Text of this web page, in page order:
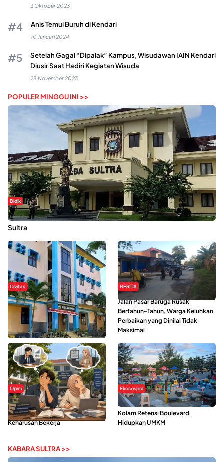
3 Oktober 2023
Anis Temui Buruh di Kendari
10 Januari 2024
Setelah Gagal “Dipalak” Kampus, Wisudawan IAIN Kendari
Diusir Saat Hadiri Kegiatan Wisuda
28 November 2023
POPULER MINGGU INI >>
Bidik
Dugaan Kekerasan Seksual di UIN Kendari Dilaporkan ke Polda
Sultra
Civitas
Di Balik Kehidupan Ma’had Al-
Jami’ah UIN Kendari : Mahasiswa
Ceritakan Manfaat dan Tantangan
BERITA
Jalan Pasar Baruga Rusak
Bertahun-Tahun, Warga Keluhkan
Perbaikan yang Dinilai Tidak
Maksimal
Opini
Kerasnya Kehidupan Mahasiswa di
Tengah Gempuran Tugas dan
Keharusan Bekerja
Ekosospol
Ramainya Aktivitas Olahraga di
Kolam Retensi Boulevard
Hidupkan UMKM
KABARA SULTRA >>